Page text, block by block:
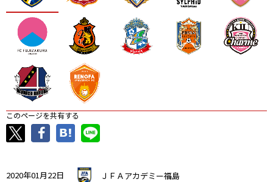
このページを共有する
2020年01月22日
ＪＦＡアカデミー福島